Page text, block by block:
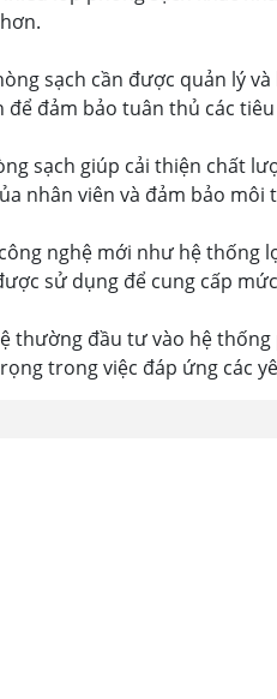
sạch cần được quản lý
đảm bảo tuân thủ các
sạch giúp cải thiện chất
nhân viên và đảm bảo
nghệ mới như hệ thống
sử dụng để cung cấp
thường đầu tư vào hệ
trong việc đáp ứng các